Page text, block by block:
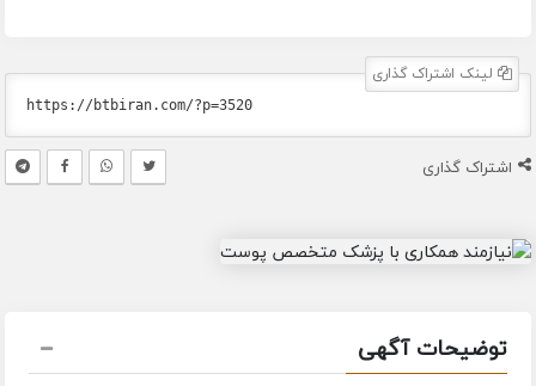
لینک اشتراک گذاری
اشتراک گذاری
توضیحات آگهی